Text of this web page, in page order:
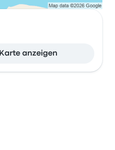
Karte anzeigen